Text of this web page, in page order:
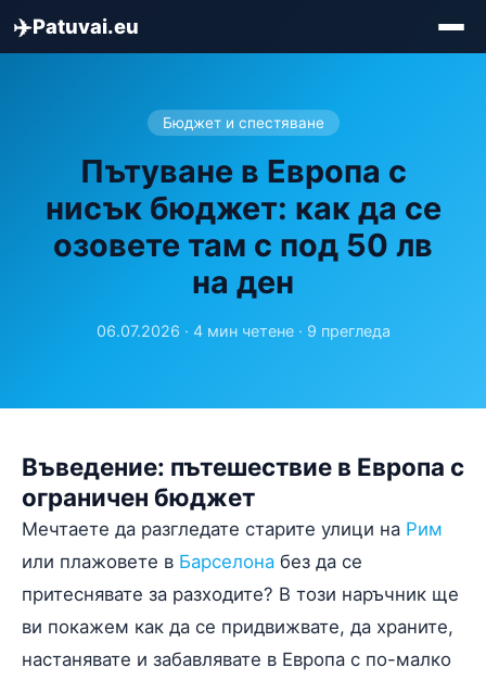
✈️Patuvai.eu
Бюджет и спестяване
Пътуване в Европа с
нисък бюджет: как да се
озовете там с под 50 лв
на ден
06.07.2026 · 4 мин четене · 9 прегледа
Въведение: пътешествие в Европа с
ограничен бюджет
Мечтаете да разгледате старите улици на Рим
или плажовете в Барселона без да се
притеснявате за разходите? В този наръчник ще
ви покажем как да се придвижвате, да храните,
настанявате и забавлявате в Европа с по-малко